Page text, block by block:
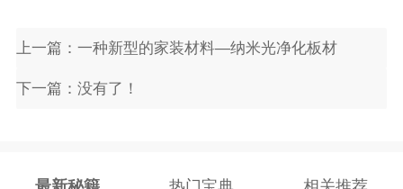
上一篇：一种新型的家装材料—纳米光净化板材
下一篇：没有了！